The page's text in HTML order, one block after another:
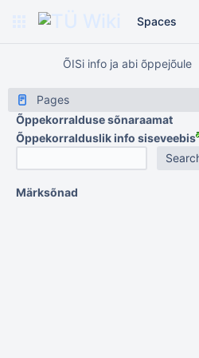
Spaces
ÕISi info ja abi õppejõule
Pages
Õppekorralduse sõnaraamat
Õppekorralduslik info siseveebis
Märksõnad